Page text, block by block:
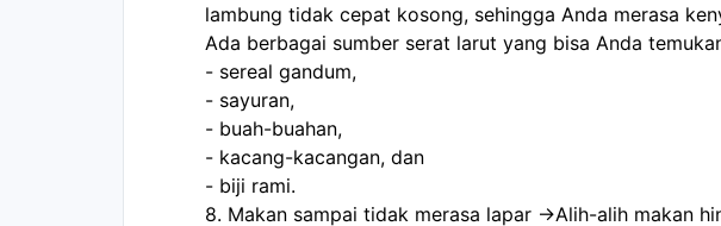
lambung tidak cepat kosong, sehingga Anda merasa
Ada berbagai sumber serat larut yang bisa Anda
- sereal gandum,
- sayuran,
- buah-buahan,
- kacang-kacangan, dan
- biji rami.
8. Makan sampai tidak merasa lapar ->Alih-alih makan